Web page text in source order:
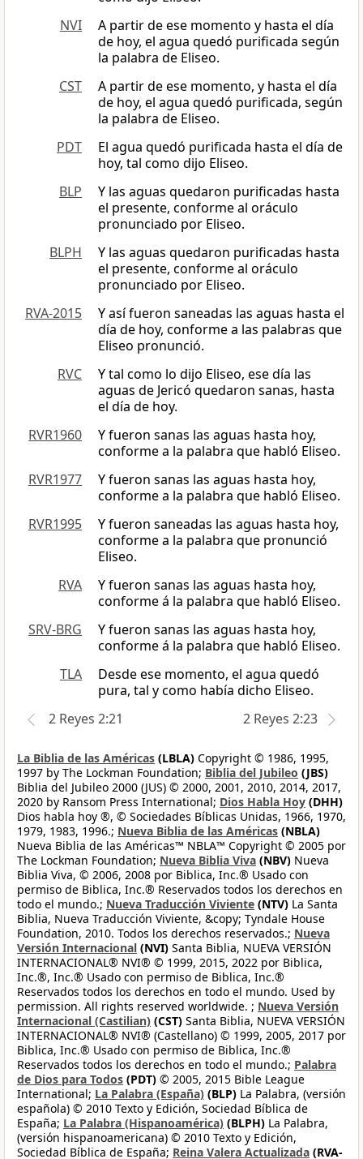
NVI
A partir de ese momento y hasta el día
de hoy, el agua quedó purificada según
la palabra de Eliseo.
CST
A partir de ese momento, y hasta el día
de hoy, el agua quedó purificada, según
la palabra de Eliseo.
PDT
El agua quedó purificada hasta el día de
hoy, tal como dijo Eliseo.
BLP
Y las aguas quedaron purificadas hasta
el presente, conforme al oráculo
pronunciado por Eliseo.
BLPH
Y las aguas quedaron purificadas hasta
el presente, conforme al oráculo
pronunciado por Eliseo.
RVA-2015
Y así fueron saneadas las aguas hasta el
día de hoy, conforme a las palabras que
Eliseo pronunció.
RVC
Y tal como lo dijo Eliseo, ese día las
aguas de Jericó quedaron sanas, hasta
el día de hoy.
RVR1960
Y fueron sanas las aguas hasta hoy,
conforme a la palabra que habló Eliseo.
RVR1977
Y fueron sanas las aguas hasta hoy,
conforme a la palabra que habló Eliseo.
RVR1995
Y fueron saneadas las aguas hasta hoy,
conforme a la palabra que pronunció
Eliseo.
RVA
Y fueron sanas las aguas hasta hoy,
conforme á la palabra que habló Eliseo.
SRV-BRG
Y fueron sanas las aguas hasta hoy,
conforme á la palabra que habló Eliseo.
TLA
Desde ese momento, el agua quedó
pura, tal y como había dicho Eliseo.
2 Reyes 2:21
2 Reyes 2:23
La Biblia de las Américas (LBLA) Copyright © 1986, 1995,
1997 by The Lockman Foundation; Biblia del Jubileo (JBS)
Biblia del Jubileo 2000 (JUS) © 2000, 2001, 2010, 2014, 2017,
2020 by Ransom Press International; Dios Habla Hoy (DHH)
Dios habla hoy ®, © Sociedades Bíblicas Unidas, 1966, 1970,
1979, 1983, 1996.; Nueva Biblia de las Américas (NBLA)
Nueva Biblia de las Américas™ NBLA™ Copyright © 2005 por
The Lockman Foundation; Nueva Biblia Viva (NBV) Nueva
Biblia Viva, © 2006, 2008 por Biblica, Inc.® Usado con
permiso de Biblica, Inc.® Reservados todos los derechos en
todo el mundo.; Nueva Traducción Viviente (NTV) La Santa
Biblia, Nueva Traducción Viviente, &copy; Tyndale House
Foundation, 2010. Todos los derechos reservados.; Nueva
Versión Internacional (NVI) Santa Biblia, NUEVA VERSIÓN
INTERNACIONAL® NVI® © 1999, 2015, 2022 por Biblica,
Inc.®, Inc.® Usado con permiso de Biblica, Inc.®
Reservados todos los derechos en todo el mundo. Used by
permission. All rights reserved worldwide. ; Nueva Versión
Internacional (Castilian) (CST) Santa Biblia, NUEVA VERSIÓN
INTERNACIONAL® NVI® (Castellano) © 1999, 2005, 2017 por
Biblica, Inc.® Usado con permiso de Biblica, Inc.®
Reservados todos los derechos en todo el mundo.; Palabra
de Dios para Todos (PDT) © 2005, 2015 Bible League
International; La Palabra (España) (BLP) La Palabra, (versión
española) © 2010 Texto y Edición, Sociedad Bíblica de
España; La Palabra (Hispanoamérica) (BLPH) La Palabra,
(versión hispanoamericana) © 2010 Texto y Edición,
Sociedad Bíblica de España; Reina Valera Actualizada (RVA-